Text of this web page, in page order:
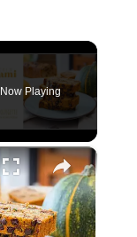
Now Playing
×